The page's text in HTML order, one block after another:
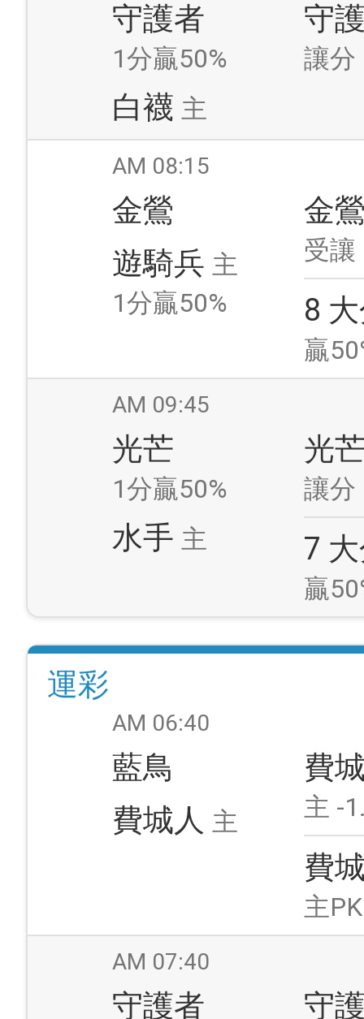
守護者
1分贏50%
白襪 主
守
讓分
AM 08:15
金鶯
遊騎兵 主
1分贏50%
金
受讓
8
贏
AM 09:45
光芒
1分贏50%
水手 主
光
讓分
7
贏
運彩
AM 06:40
藍鳥
費城人 主
費
主 -
費
主PK
AM 07:40
守護者 守